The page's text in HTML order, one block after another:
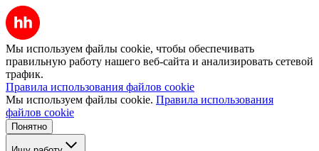
Мы используем файлы cookie, чтобы обеспечивать
правильную работу нашего веб-сайта и анализировать сетевой
трафик.
Правила использования файлов cookie
Мы используем файлы cookie. Правила использования
файлов cookie
Понятно